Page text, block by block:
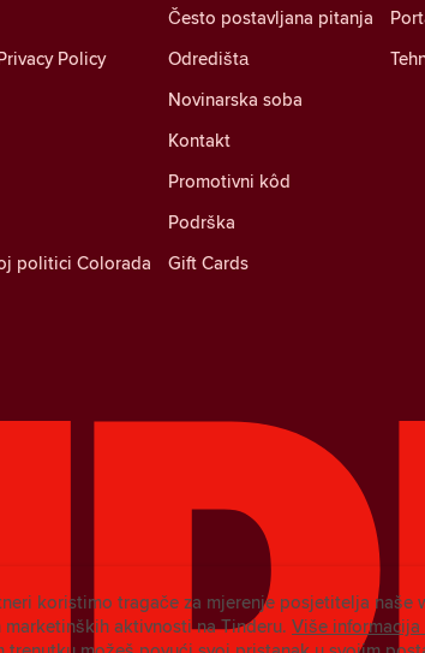
Policy
politici Colorada
Često postavljana pitanja
Odredištа
Novinarska soba
Kontakt
Promotivni kôd
Podrška
Gift Cards
koristimo tragače za mjerenje posjetitelja naše
aktivnosti na Tinderu. Više